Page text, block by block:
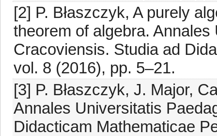
[2] P. Błaszczyk, A purely
theorem of algebra.
Cracoviensis. Studia ad
vol. 8 (2016), pp. 5–21.
[3] P. Błaszczyk, J. Major,
Annales Universitatis
Didacticam Mathematicae